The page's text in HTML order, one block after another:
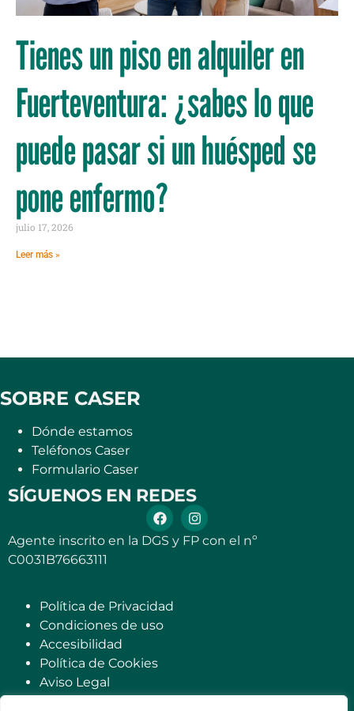
Tienes un piso en alquiler en
Fuerteventura: ¿sabes lo que
puede pasar si un huésped se
pone enfermo?
julio 17, 2026
Leer más »
SOBRE CASER
Dónde estamos
Teléfonos Caser
Formulario Caser
SÍGUENOS EN REDES
Agente inscrito en la DGS y FP con el nº
C0031B76663111
Política de Privacidad
Condiciones de uso
Accesibilidad
Política de Cookies
Aviso Legal